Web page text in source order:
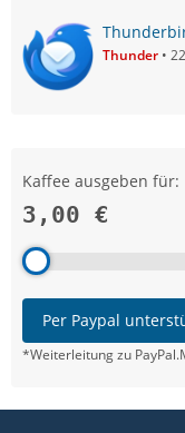
Thunder
Kaffee ausgeben für:
3,00 €
Per Paypal
*Weiterleitung zu